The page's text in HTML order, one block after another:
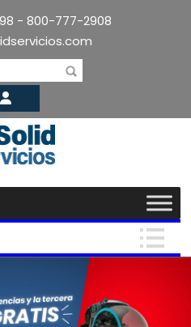
- 800-777-2908